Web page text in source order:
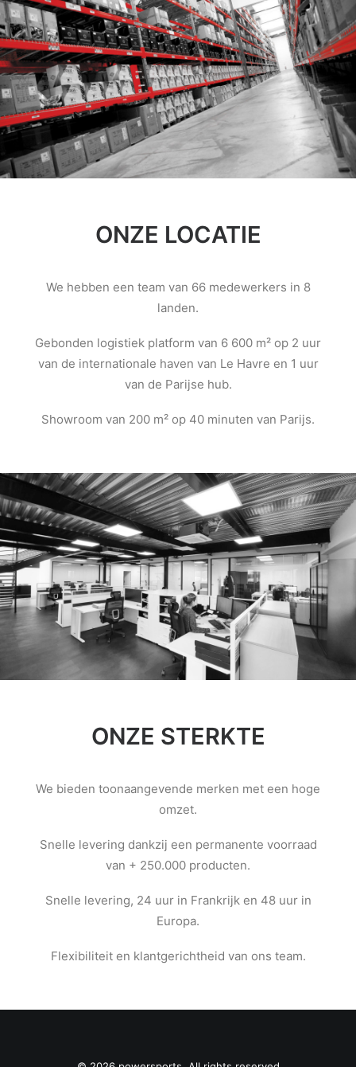
ONZE LOCATIE
We hebben een team van 66 medewerkers in 8
landen.
Gebonden logistiek platform van 6 600 m² op 2 uur
van de internationale haven van Le Havre en 1 uur
van de Parijse hub.
Showroom van 200 m² op 40 minuten van Parijs.
ONZE STERKTE
We bieden toonaangevende merken met een hoge
omzet.
Snelle levering dankzij een permanente voorraad
van + 250.000 producten.
Snelle levering, 24 uur in Frankrijk en 48 uur in
Europa.
Flexibiliteit en klantgerichtheid van ons team.